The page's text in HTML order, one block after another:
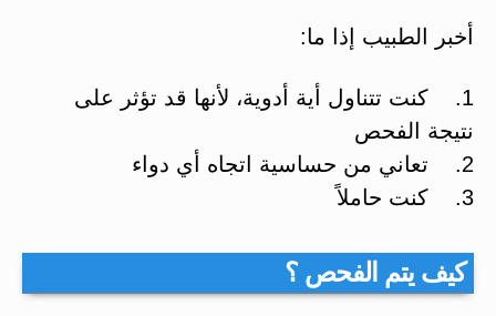
أخبر الطبيب إذا ما:
1. كنت تتناول أية أدوية، لأنها قد تؤثر على
نتيجة الفحص
2. تعاني من حساسية اتجاه أي دواء
3. كنت حاملاً
كيف يتم الفحص ؟